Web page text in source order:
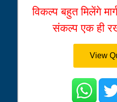
विकल्प बहुत मिलेंगे
संकल्प एक ही
View